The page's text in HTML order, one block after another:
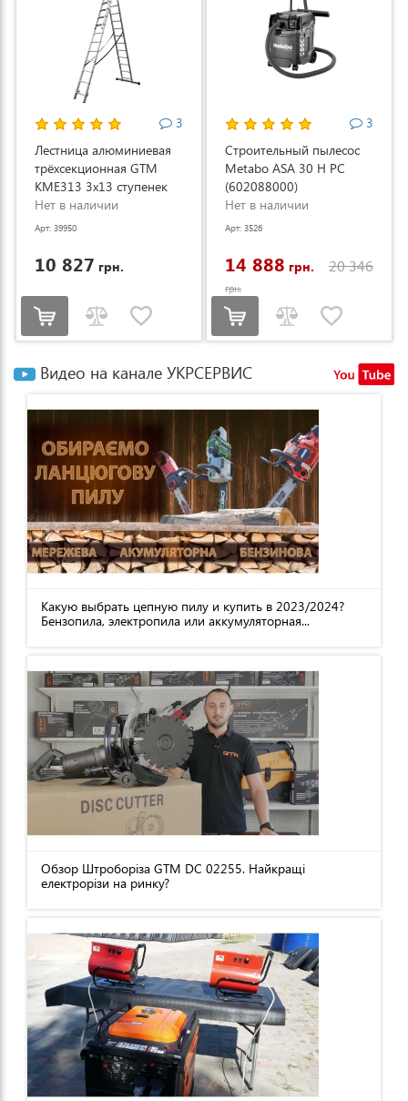
3
Лестница алюминиевая
трёхсекционная GTM
KME313 3x13 ступенек
3.53-8.93м (KME313)
Нет в наличии
Арт: 39950
10 827 грн.
3
Строительный пылесос
Metabo ASA 30 H PC
(602088000)
Нет в наличии
Арт: 3526
14 888 грн. 20 346
грн.
Видео на канале УКРСЕРВИС
Какую выбрать цепную пилу и купить в 2023/2024?
Бензопила, электропила или аккумуляторная...
Обзор Штроборіза GTM DC 02255. Найкращі
електрорізи на ринку?